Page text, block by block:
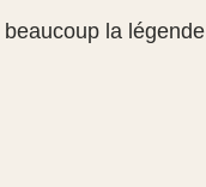
la légende